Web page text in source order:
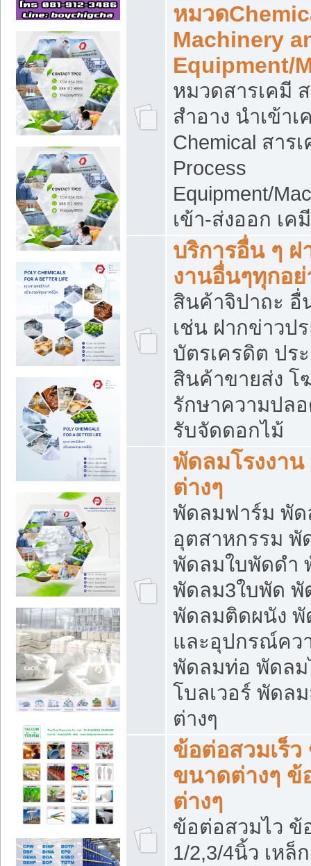
หมวด
Machinery
Equipment/
หมวดสารเคมี
สำอาง นำเข้
Chemical สาร
Process
Equipment/
เข้า-ส่งออก เ
บริการอื่น ๆ
งานอื่นๆทุกอ
สินค้าจิปาถะ อื่
เช่น ฝากข่าวป
บัตรเครดิต ปร
สินค้าขายส่ง
รักษาความปล
รับจัดดอกไม้
พัดลมโรงงา
ต่างๆ
พัดลมฟาร์ม พัด
อุตสาหกรรม
พัดลมใบพัดดำ
พัดลม3ใบพัด พั
พัดลมติดผนัง
และอุปกรณ์คว
พัดลมท่อ พัดลม
โบลเวอร์ พัดล
ต่างๆ
ข้อต่อสวมเร็
ขนาดต่างๆ ข้
ต่างๆ
ข้อต่อสวมไว ข้
1/2,3/4นิ้ว เหล็